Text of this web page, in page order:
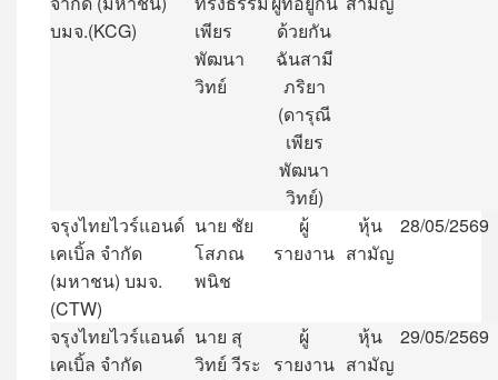
บมจ.(KCG)
เพียร
พัฒนา
วิทย์
ด้วยกัน
ฉันสามี
ภริยา
(ดารุณี
เพียร
พัฒนา
วิทย์)
จรุงไทยไวร์แอนด์
เคเบิ้ล จำกัด
(มหาชน) บมจ.
(CTW)
นาย ชัย
โสภณ
พนิช
ผู้
รายงาน
หุ้น
สามัญ
28/05/2569
จรุงไทยไวร์แอนด์
เคเบิ้ล จำกัด
นาย สุ
วิทย์ วีระ
ผู้
รายงาน
หุ้น
สามัญ
29/05/2569